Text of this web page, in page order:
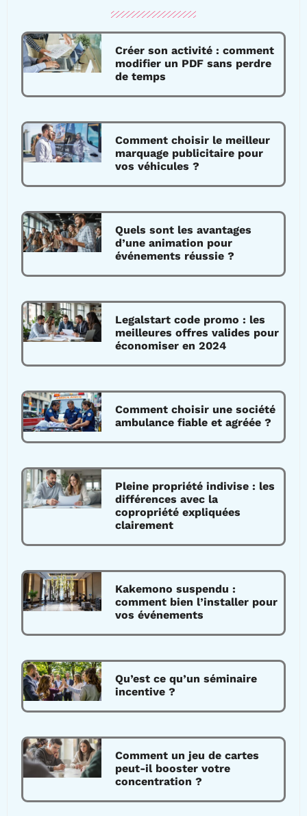
Créer son activité : comment
modifier un PDF sans perdre
de temps
Comment choisir le meilleur
marquage publicitaire pour
vos véhicules ?
Quels sont les avantages
d’une animation pour
événements réussie ?
Legalstart code promo : les
meilleures offres valides pour
économiser en 2024
Comment choisir une société
ambulance fiable et agréée ?
Pleine propriété indivise : les
différences avec la
copropriété expliquées
clairement
Kakemono suspendu :
comment bien l’installer pour
vos événements
Qu’est ce qu’un séminaire
incentive ?
Comment un jeu de cartes
peut-il booster votre
concentration ?